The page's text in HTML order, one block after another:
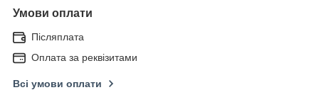
Умови оплати
Післяплата
Оплата за реквізитами
Всі умови оплати